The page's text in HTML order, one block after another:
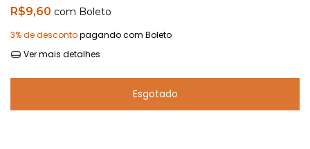
R$9,60 com Boleto
3% de descontopagando com Boleto
Ver mais detalhes